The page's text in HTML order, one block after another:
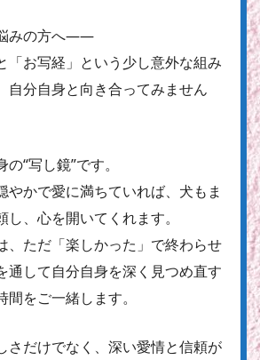
みの方へ——
「お写経」という少し意外な組み
自分自身と向き合ってみません
“写し鏡”です。
やかで愛に満ちていれば、犬もま
、心を開いてくれます。
、ただ「楽しかった」で終わらせ
通して自分自身を深く見つめ直す
間をご一緒します。
さだけでなく、深い愛情と信頼が